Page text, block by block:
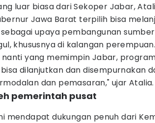
luar biasa dari Sekoper Jabar,
Jawa Barat terpilih bisa
upaya pembangunan
khususnya di kalangan perempuan.
nanti yang memimpin Jabar,
dilanjutkan dan disempurnakan
dan pemasaran," ujar Atalia.
pemerintah pusat
mendapat dukungan penuh dari